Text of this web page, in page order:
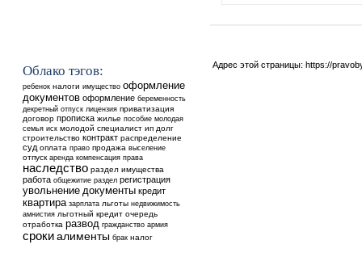
Облако тэгов:
ребенок налоги имущество оформление
документов оформление беременность
декретный отпуск лицензия приватизация
договор прописка жилье пособие молодая
семья иск молодой специалист ип долг
строительство контракт распределение
суд оплата право продажа выселение
отпуск аренда компенсация права
наследство раздел имущества
работа общежитие раздел регистрация
увольнение документы кредит
квартира зарплата льготы недвижимость
амнистия льготный кредит очередь
отработка развод гражданство армия
сроки алименты брак налог
Адрес этой страницы: https://